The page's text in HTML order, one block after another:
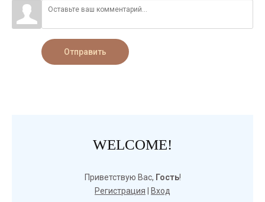
Отправить
WELCOME!
Приветствую Вас, Гость!
Регистрация
Вход